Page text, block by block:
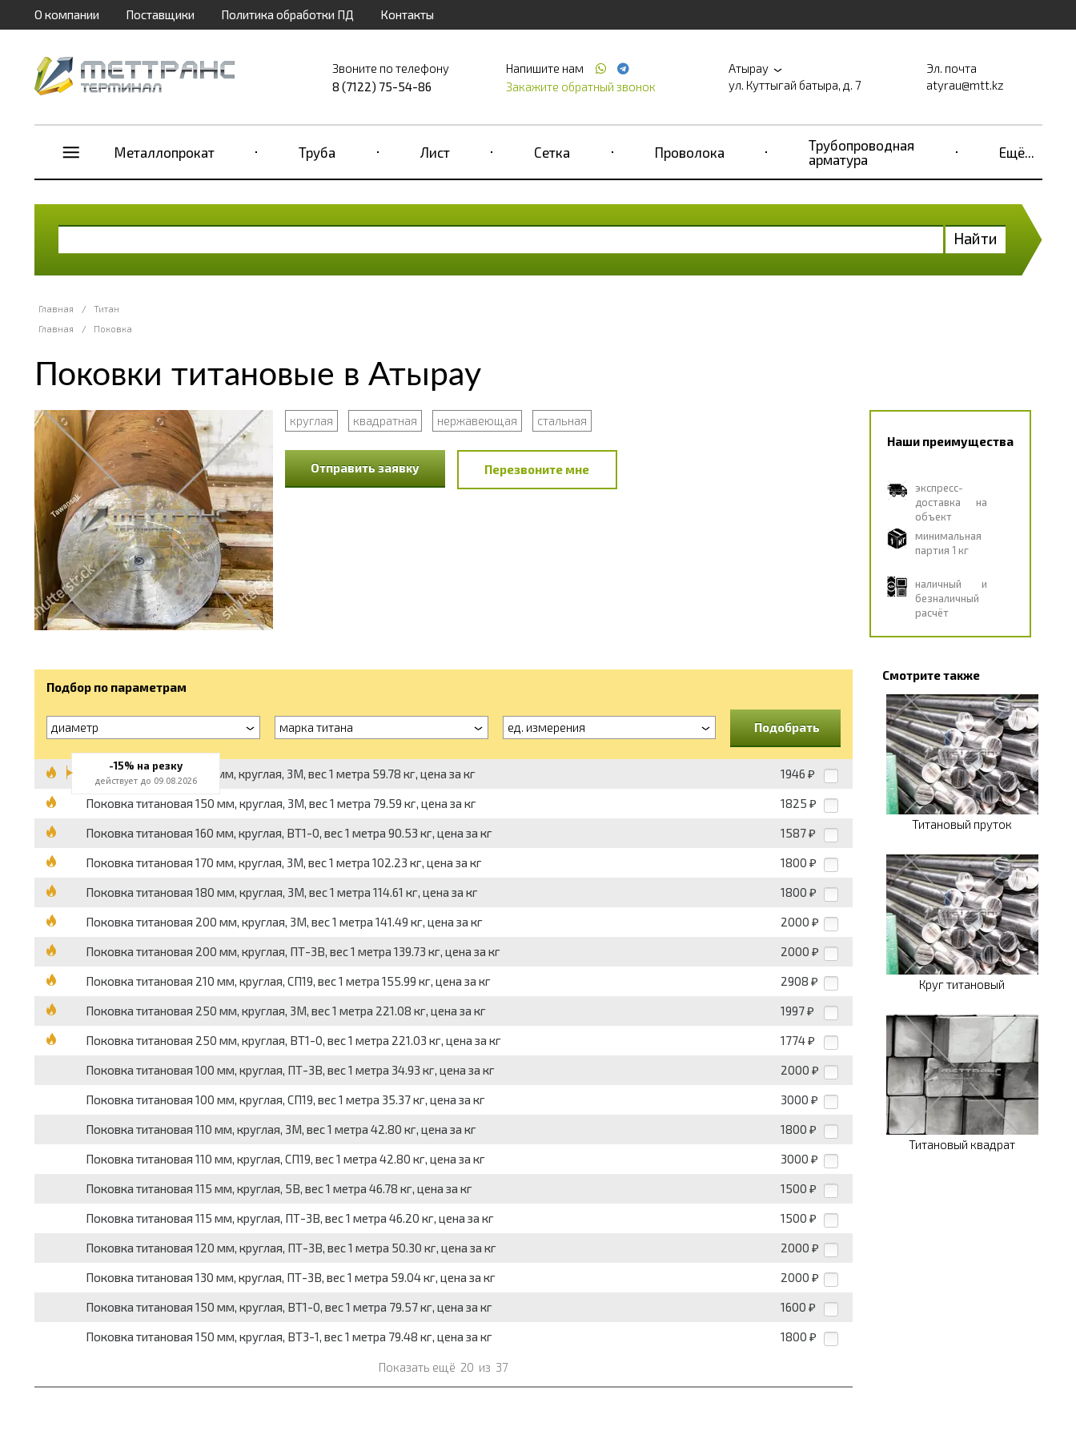
О компании Поставщики Политика обработки ПД Контакты
Звоните по телефону
8 (7122) 75-54-86
Напишите нам
Закажите обратный звонок
Атырау
ул. Куттыгай батыра, д. 7
Эл. почта
atyrau@mtt.kz
Металлопрокат Труба Лист Сетка Проволока
Трубопроводная
арматура
Ещё...
Найти
Главная /
Титан
Главная
/ Поковка
Поковки титановые в Атырау
круглая квадратная нержавеющая стальная
Отправить заявку Перезвоните мне
Наши преимущества
экспресс-
доставка на
объект
минимальная
партия 1 кг
наличный и
безналичный
расчёт
Подбор по параметрам
диаметр марка титана ед. измерения Подобрать
Поковка титановая 130 мм, круглая, 3М, вес 1 метра 59.78 кг, цена за кг 1946 ₽
Поковка титановая 150 мм, круглая, 3М, вес 1 метра 79.59 кг, цена за кг 1825 ₽
Поковка титановая 160 мм, круглая, ВТ1-0, вес 1 метра 90.53 кг, цена за кг 1587 ₽
Поковка титановая 170 мм, круглая, 3М, вес 1 метра 102.23 кг, цена за кг 1800 ₽
Поковка титановая 180 мм, круглая, 3М, вес 1 метра 114.61 кг, цена за кг 1800 ₽
Поковка титановая 200 мм, круглая, 3М, вес 1 метра 141.49 кг, цена за кг 2000 ₽
Поковка титановая 200 мм, круглая, ПТ-3В, вес 1 метра 139.73 кг, цена за кг 2000 ₽
Поковка титановая 210 мм, круглая, СП19, вес 1 метра 155.99 кг, цена за кг 2908 ₽
Поковка титановая 250 мм, круглая, 3М, вес 1 метра 221.08 кг, цена за кг 1997 ₽
Поковка титановая 250 мм, круглая, ВТ1-0, вес 1 метра 221.03 кг, цена за кг 1774 ₽
Поковка титановая 100 мм, круглая, ПТ-3В, вес 1 метра 34.93 кг, цена за кг 2000 ₽
Поковка титановая 100 мм, круглая, СП19, вес 1 метра 35.37 кг, цена за кг 3000 ₽
Поковка титановая 110 мм, круглая, 3М, вес 1 метра 42.80 кг, цена за кг 1800 ₽
Поковка титановая 110 мм, круглая, СП19, вес 1 метра 42.80 кг, цена за кг 3000 ₽
Поковка титановая 115 мм, круглая, 5В, вес 1 метра 46.78 кг, цена за кг 1500 ₽
Поковка титановая 115 мм, круглая, ПТ-3В, вес 1 метра 46.20 кг, цена за кг 1500 ₽
Поковка титановая 120 мм, круглая, ПТ-3В, вес 1 метра 50.30 кг, цена за кг 2000 ₽
Поковка титановая 130 мм, круглая, ПТ-3В, вес 1 метра 59.04 кг, цена за кг 2000 ₽
Поковка титановая 150 мм, круглая, ВТ1-0, вес 1 метра 79.57 кг, цена за кг 1600 ₽
Поковка титановая 150 мм, круглая, ВТ3-1, вес 1 метра 79.48 кг, цена за кг 1800 ₽
Показать ещё 20 из 37
Смотрите также
Титановый пруток
Круг титановый
Титановый квадрат
-15% на резку
действует до 09.08.2026